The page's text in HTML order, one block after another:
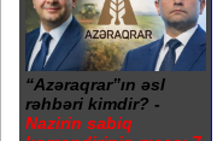
“Azəraqrar”ın əsl
rəhbəri kimdir? -
Nazirin sabiq